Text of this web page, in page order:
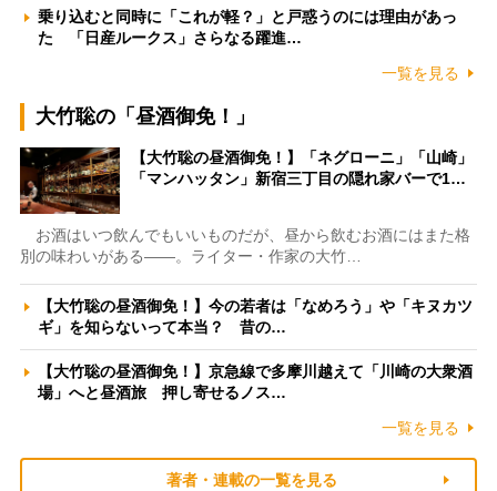
乗り込むと同時に「これが軽？」と戸惑うのには理由があっ
た 「日産ルークス」さらなる躍進…
一覧を見る
大竹聡の「昼酒御免！」
【大竹聡の昼酒御免！】「ネグローニ」「山崎」
「マンハッタン」新宿三丁目の隠れ家バーで1…
お酒はいつ飲んでもいいものだが、昼から飲むお酒にはまた格
別の味わいがある――。ライター・作家の大竹…
【大竹聡の昼酒御免！】今の若者は「なめろう」や「キヌカツ
ギ」を知らないって本当？ 昔の…
【大竹聡の昼酒御免！】京急線で多摩川越えて「川崎の大衆酒
場」へと昼酒旅 押し寄せるノス…
一覧を見る
著者・連載の一覧を見る